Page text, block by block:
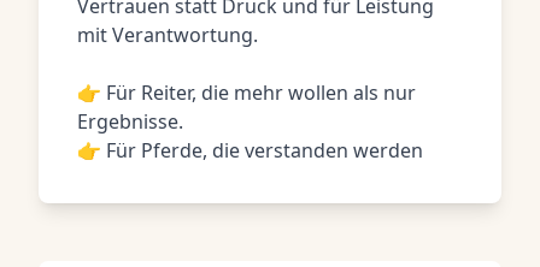
Vertrauen statt Druck und für Leistung
mit Verantwortung.
👉 Für Reiter, die mehr wollen als nur
Ergebnisse.
👉 Für Pferde, die verstanden werden